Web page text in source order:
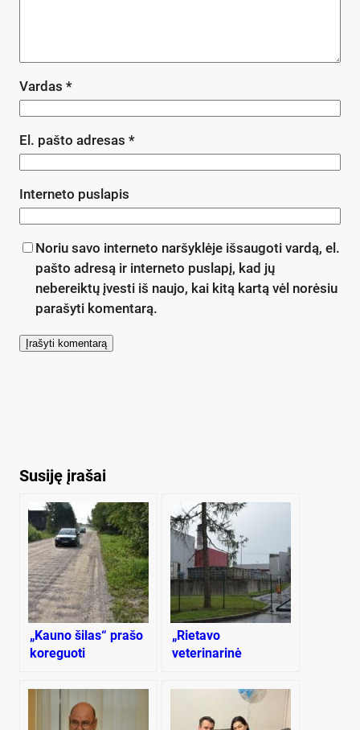
Vardas *
El. pašto adresas *
Interneto puslapis
Noriu savo interneto naršyklėje išsaugoti vardą, el.
pašto adresą ir interneto puslapį, kad jų
nebereiktų įvesti iš naujo, kai kitą kartą vėl norėsiu
parašyti komentarą.
Susiję įrašai
„Kauno šilas“ prašo
koreguoti
sąrašą
„Rietavo
veterinarinė
kvapo normą viršija